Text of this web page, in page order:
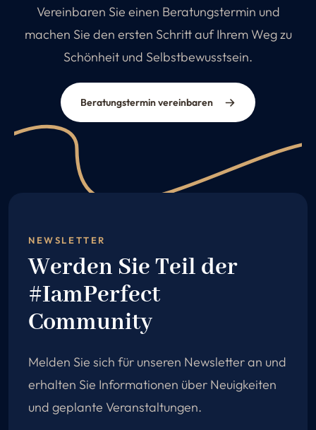
Vereinbaren Sie einen Beratungstermin und
machen Sie den ersten Schritt auf Ihrem Weg zu
Schönheit und Selbstbewusstsein.
Beratungstermin vereinbaren
NEWSLETTER
Werden Sie Teil der
#IamPerfect
Community
Melden Sie sich für unseren Newsletter an und
erhalten Sie Informationen über Neuigkeiten
und geplante Veranstaltungen.